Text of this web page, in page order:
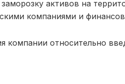
активов на
компаниями и
компании относительно